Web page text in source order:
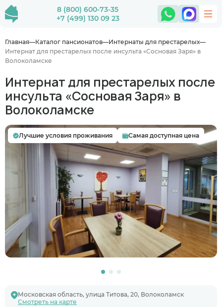
8 (800) 600-73-35
+7 (499) 130 09 23
Главная Каталог пансионатов
Интернаты для престарелых
Интернат для престарелых после инсульта «Сосновая Заря» в
Волоколамске
Интернат для престарелых после
инсульта «Сосновая Заря» в
Волоколамске
Московская область, улица Титова, 20, Волоколамск
Смотреть на карте
Лучшие условия проживания Самая доступная цена